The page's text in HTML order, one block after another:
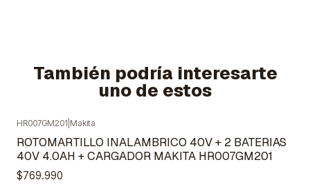
También podría interesarte
uno de estos
HR007GM201 Makita
ROTOMARTILLO INALAMBRICO 40V + 2 BATERIAS
40V 4.0AH + CARGADOR MAKITA HR007GM201
$769.990